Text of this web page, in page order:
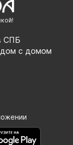
СПБ
с домом